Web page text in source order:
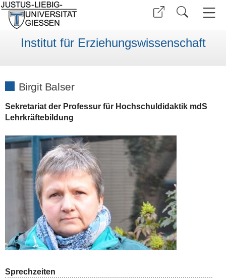
Institut für Erziehungswissenschaft
Birgit Balser
Sekretariat der Professur für Hochschuldidaktik mdS
Lehrkräftebildung
Sprechzeiten